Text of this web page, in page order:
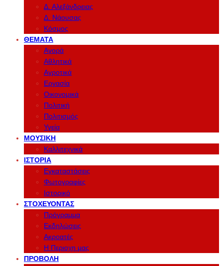
Δ. Αλεξάνδρειας
Δ. Νάουσας
Κόσμος
ΘΈΜΑΤΑ
Αγορά
Αθλητικά
Αγροτικά
Εργασία
Οικονομικά
Πολιτική
Πολιτισμός
Υγεία
ΜΟΥΣΙΚΉ
Καλλιτεχνικά
ΙΣΤΟΡΊΑ
Εγκαταστάσεις
Φωτογραφίες
Ιστορικό
ΣΤΟΧΕΎΟΝΤΑΣ
Πρόγραμμα
Εκδηλώσεις
Ακροατές
Η Περιοχη μας
ΠΡΟΒΟΛΉ